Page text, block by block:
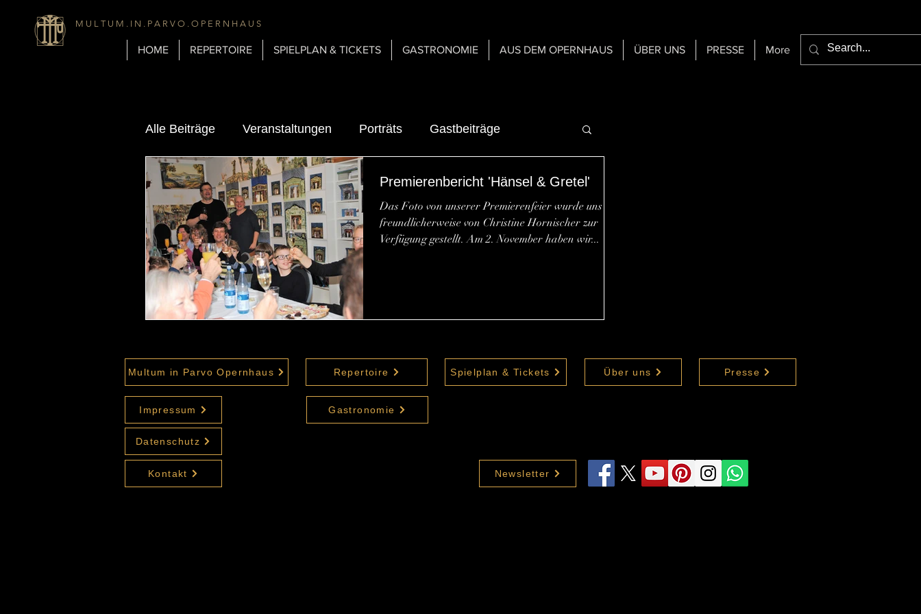
M U L T U M . I N . P A R V O . O P E R N H A U S
HOME REPERTOIRE SPIELPLAN & TICKETS GASTRONOMIE AUS DEM OPERNHAUS ÜBER UNS PRESSE More
Alle Beiträge Veranstaltungen Porträts Gastbeiträge
Tagebuch Biografien Über uns Gastspiele
Hintergrundinformationen Gastronomie
Geschichte & Technik der Bühne
Premierenbericht 'Hänsel & Gretel'
Das Foto von unserer Premierenfeier wurde uns
freundlicherweise von Christine Hornischer zur
Verfügung gestellt. Am 2. November haben wir...
Multum in Parvo Opernhaus
Impressum
Repertoire Spielplan & Tickets
Gastronomie
Über uns Presse
Datenschutz
Kontakt Newsletter